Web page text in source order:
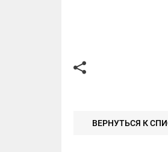
ВЕРНУТЬСЯ К